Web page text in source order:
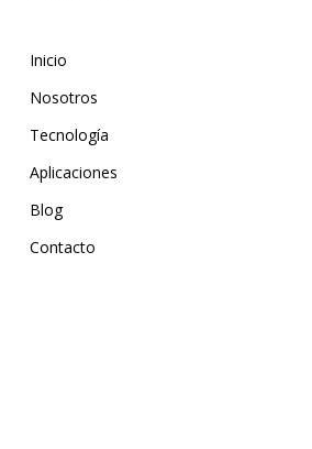
Inicio
Nosotros
Tecnología
Aplicaciones
Blog
Contacto